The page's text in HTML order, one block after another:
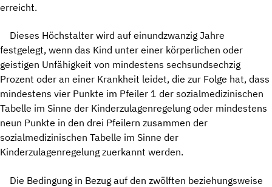
erreicht.
Dieses Höchstalter wird auf einundzwanzig Jahre
festgelegt, wenn das Kind unter einer körperlichen oder
geistigen Unfähigkeit von mindestens sechsundsechzig
Prozent oder an einer Krankheit leidet, die zur Folge hat, dass
mindestens vier Punkte im Pfeiler 1 der sozialmedizinischen
Tabelle im Sinne der Kinderzulagenregelung oder mindestens
neun Punkte in den drei Pfeilern zusammen der
sozialmedizinischen Tabelle im Sinne der
Kinderzulagenregelung zuerkannt werden.
Die Bedingung in Bezug auf den zwölften beziehungsweise